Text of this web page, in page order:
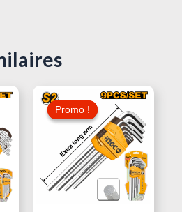
45,000 د.ت.
Le
Est :
Promo !
Promo !
Le
Prix
Initial
Était :
Le
Est :